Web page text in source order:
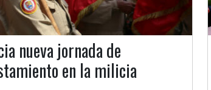
nueva jornada de
en la milicia